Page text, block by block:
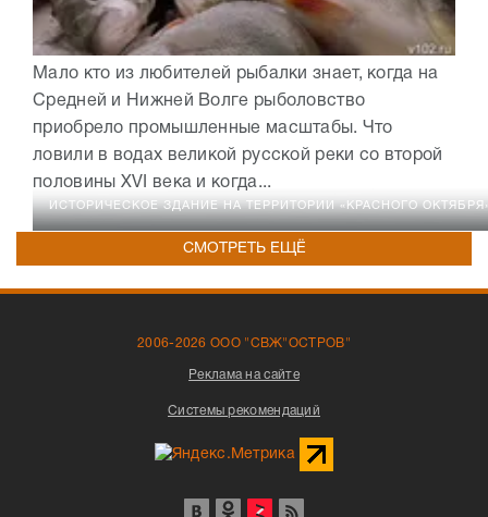
ИСТОРИЧЕСКОЕ ЗДАНИЕ НА ТЕРРИТОРИИ «КРАСНОГО
Мало кто из любителей рыбалки знает, когда на
Средней и Нижней Волге рыболовство
приобрело промышленные масштабы. Что
ловили в водах великой русской реки со второй
половины XVI века и когда...
СМОТРЕТЬ ЕЩЁ
2006-2026 ООО "СВЖ"ОСТРОВ"
Реклама на сайте
Системы рекомендаций